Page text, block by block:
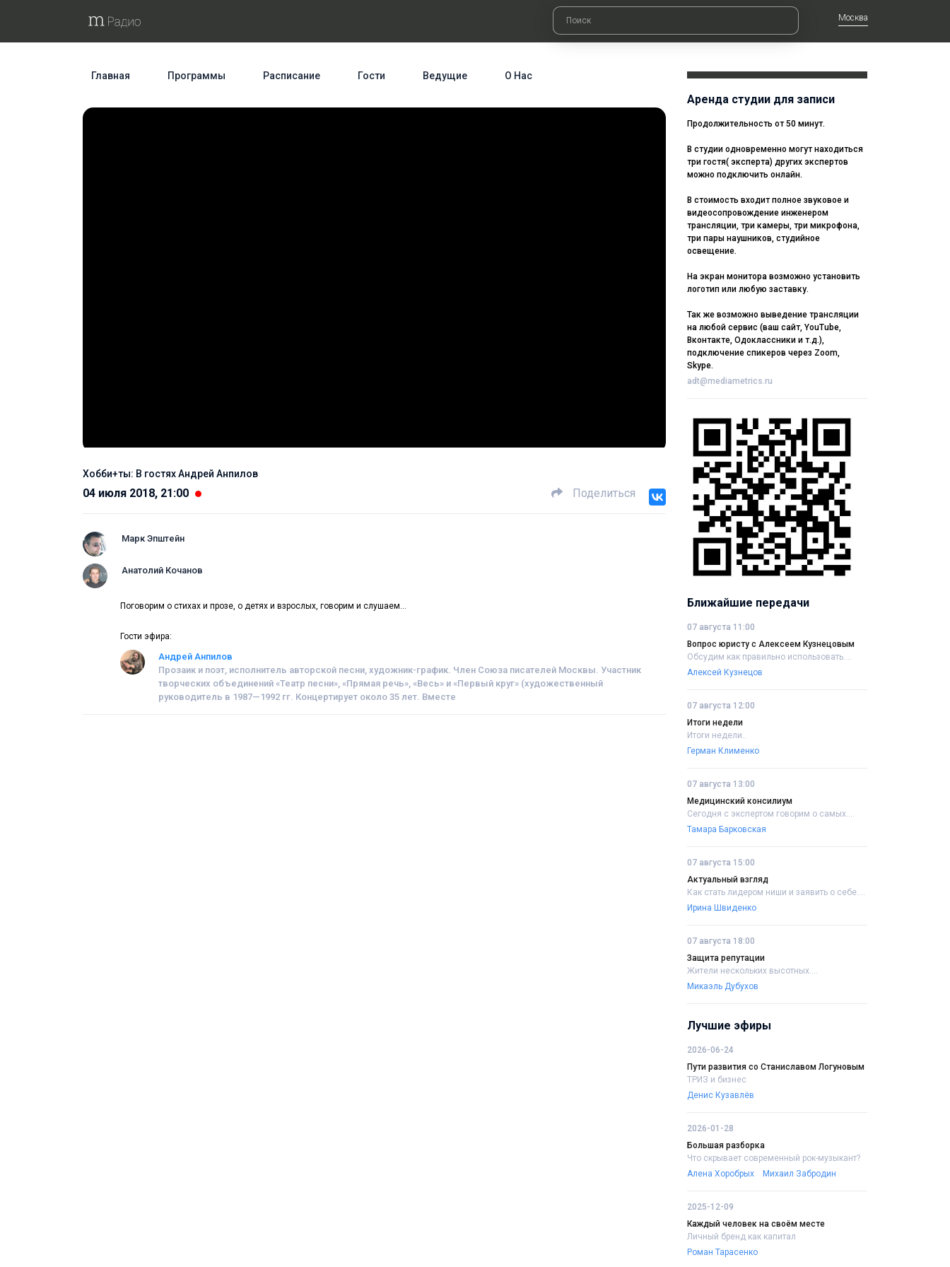
Москва
Главная Программы Расписание Гости Ведущие О Нас
Хобби+ты: В гостях Андрей Анпилов
04 июля 2018, 21:00 Поделиться
Марк Эпштейн
Анатолий Кочанов
Поговорим о стихах и прозе, о детях и взрослых, говорим и слушаем…
Гости эфира:
Андрей Анпилов
Прозаик и поэт, исполнитель авторской песни, художник-график. Член Союза писателей Москвы. Участник
творческих объединений «Театр песни», «Прямая речь», «Весь» и «Первый круг» (художественный
руководитель в 1987—1992 гг. Концертирует около 35 лет. Вместе
Аренда студии для записи
Продолжительность от 50 минут.
В студии одновременно могут находиться
три гостя( эксперта) других экспертов
можно подключить онлайн.
В стоимость входит полное звуковое и
видеосопровождение инженером
трансляции, три камеры, три микрофона,
три пары наушников, студийное
освещение.
На экран монитора возможно установить
логотип или любую заставку.
Так же возможно выведение трансляции
на любой сервис (ваш сайт, YouTube,
Вконтакте, Одоклассники и т.д.),
подключение спикеров через Zoom,
Skype.
adt@mediametrics.ru
Ближайшие передачи
07 августа 11:00
Вопрос юристу с Алексеем Кузнецовым
Обсудим как правильно использовать....
Алексей Кузнецов
07 августа 12:00
Итоги недели
Итоги недели..
Герман Клименко
07 августа 13:00
Медицинский консилиум
Сегодня с экспертом говорим о самых....
Тамара Барковская
07 августа 15:00
Актуальный взгляд
Как стать лидером ниши и заявить о себе....
Ирина Швиденко
07 августа 18:00
Защита репутации
Жители нескольких высотных....
Микаэль Дубухов
Лучшие эфиры
2026-06-24
Пути развития со Станиславом Логуновым
ТРИЗ и бизнес
Денис Кузавлёв
2026-01-28
Большая разборка
Что скрывает современный рок-музыкант?
Алена Хоробрых
Михаил Забродин
2025-12-09
Каждый человек на своём месте
Личный бренд как капитал
Роман Тарасенко